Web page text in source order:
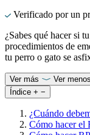
Verificado por un
¿Sabes qué hacer si
procedimientos de
tu perro o gato se
Ver más
Ver menos
Índice + −
¿Cuándo
Cómo hacer el